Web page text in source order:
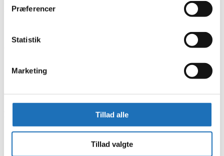
Præferencer
Statistik
Marketing
Tillad alle
Tillad valgte
Indlægsinddeling
Bevægelse
Fællesskab
Sundhed
Samarbejde, der inspirerer
Fællesskab og Sport i Holbæk